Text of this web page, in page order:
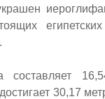
составляет
30,17